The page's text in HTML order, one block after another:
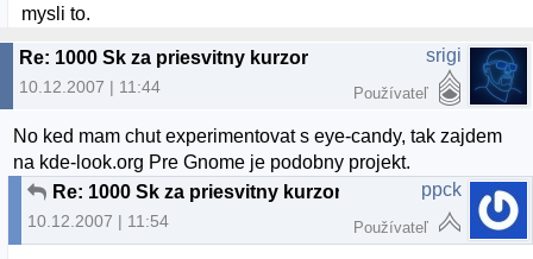
mysli to.
Re: 1000 Sk za priesvitny kurzor
10.12.2007 | 11:44
srigi
Používateľ
No ked mam chut experimentovat s eye-candy, tak zajdem
na kde-look.org Pre Gnome je podobny projekt.
Re: 1000 Sk za priesvitny kurzor
10.12.2007 | 11:54
ppck
Používateľ